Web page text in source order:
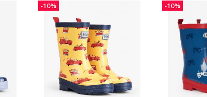
-10% -10%